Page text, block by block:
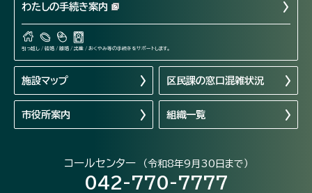
わたしの手続き案内
引っ越し / 結婚 / 離婚 / 出産 / おくやみ等の手続きをサポートします。
施設マップ 区民課の窓口混雑状況
市役所案内 組織一覧
コールセンター （令和8年9月30日まで）
042-770-7777